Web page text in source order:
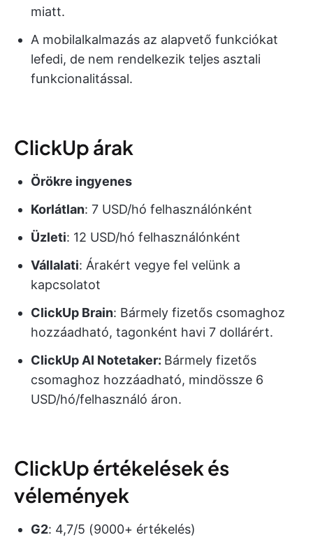
miatt.
A mobilalkalmazás az alapvető funkciókat
lefedi, de nem rendelkezik teljes asztali
funkcionalitással.
ClickUp árak
Örökre ingyenes
Korlátlan: 7 USD/hó felhasználónként
Üzleti: 12 USD/hó felhasználónként
Vállalati: Árakért vegye fel velünk a
kapcsolatot
ClickUp Brain: Bármely fizetős csomaghoz
hozzáadható, tagonként havi 7 dollárért.
ClickUp AI Notetaker: Bármely fizetős
csomaghoz hozzáadható, mindössze 6
USD/hó/felhasználó áron.
ClickUp értékelések és
vélemények
G2: 4,7/5 (9000+ értékelés)